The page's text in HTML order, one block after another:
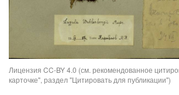
Лицензия CC-BY 4.0 (см. рекомендованное
карточке", раздел "Цитировать для публикации")